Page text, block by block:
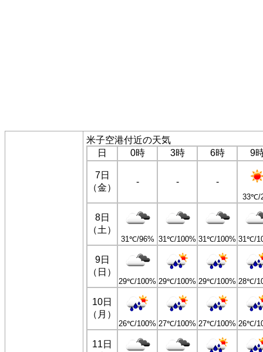
米子空港付近の天気
日
0時 3時 6時 9
7日
（金）
- - -
33℃/
8日
（土）
31℃/96% 31℃/100% 31℃/100% 31℃/
9日
（日）
29℃/100% 29℃/100% 29℃/100% 28℃/
10日
（月）
26℃/100% 27℃/100% 27℃/100% 26℃/
11日